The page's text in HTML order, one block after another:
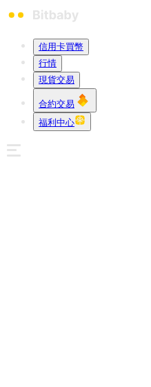
信用卡買幣
行情
現貨交易
合約交易
福利中心